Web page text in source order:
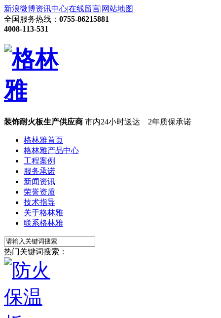
新浪微博资讯中心|在线留言|网站地图
全国服务热线： 0755-86215881
4008-113-531
装饰耐火板生产供应商 市内24小时送达 2年质保承诺
格林雅首页
格林雅产品中心
工程案例
服务承诺
新闻资讯
荣誉资质
技术指导
关于格林雅
联系格林雅
热门关键词搜索：